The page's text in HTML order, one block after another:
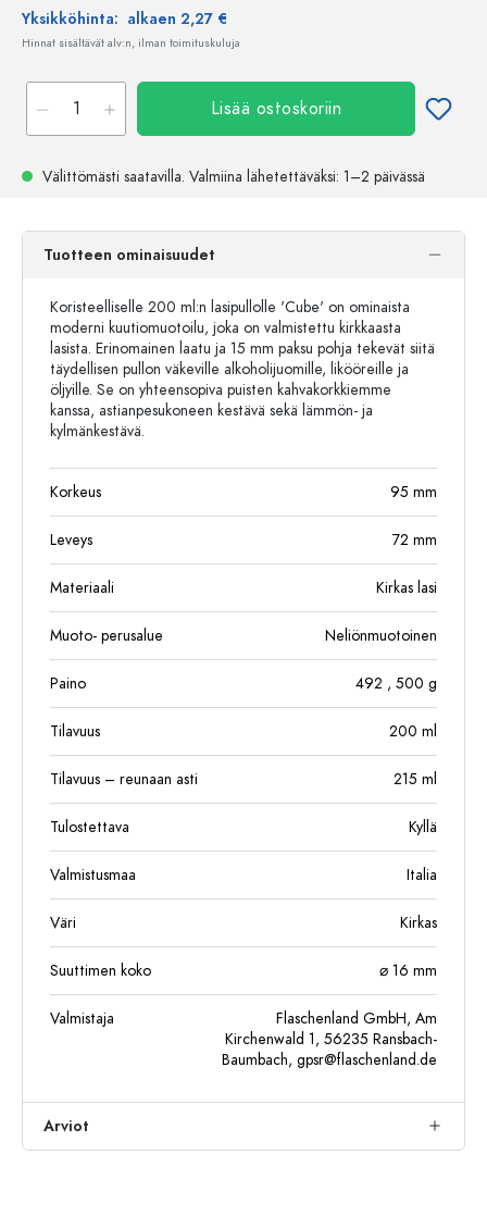
Yksikköhinta: alkaen 2,27 €
Hinnat sisältävät alv:n, ilman toimituskuluja
Lisää ostoskoriin
Välittömästi saatavilla. Valmiina lähetettäväksi: 1–2 päivässä
Tuotteen ominaisuudet
Koristeelliselle 200 ml:n lasipullolle 'Cube' on ominaista
moderni kuutiomuotoilu, joka on valmistettu kirkkaasta
lasista. Erinomainen laatu ja 15 mm paksu pohja tekevät siitä
täydellisen pullon väkeville alkoholijuomille, likööreille ja
öljyille. Se on yhteensopiva puisten kahvakorkkiemme
kanssa, astianpesukoneen kestävä sekä lämmön- ja
kylmänkestävä.
Korkeus 95 mm
Leveys 72 mm
Materiaali Kirkas lasi
Muoto- perusalue Neliönmuotoinen
Paino 492 , 500 g
Tilavuus 200 ml
Tilavuus – reunaan asti 215 ml
Tulostettava Kyllä
Valmistusmaa Italia
Väri Kirkas
Suuttimen koko ⌀ 16 mm
Valmistaja
Flaschenland GmbH, Am
Kirchenwald 1, 56235 Ransbach-
Baumbach, gpsr@flaschenland.de
Arviot